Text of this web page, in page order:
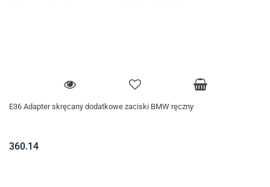
E36 Adapter skręcany dodatkowe zaciski BMW ręczny
360.14